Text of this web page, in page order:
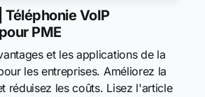
VoIP
PME
et les applications de la
les entreprises. Améliorez la
réduisez les coûts. Lisez l'article